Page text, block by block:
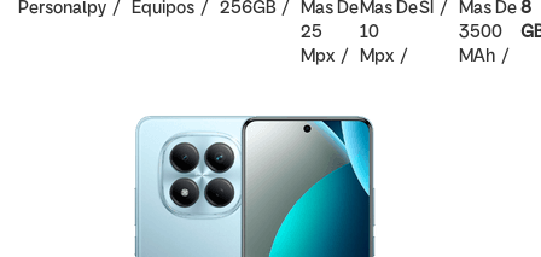
Personalpy Equipos 256GB
Mas De
25
Mpx
Mas De
10
Mpx
SI
Mas De
3500
MAh
8